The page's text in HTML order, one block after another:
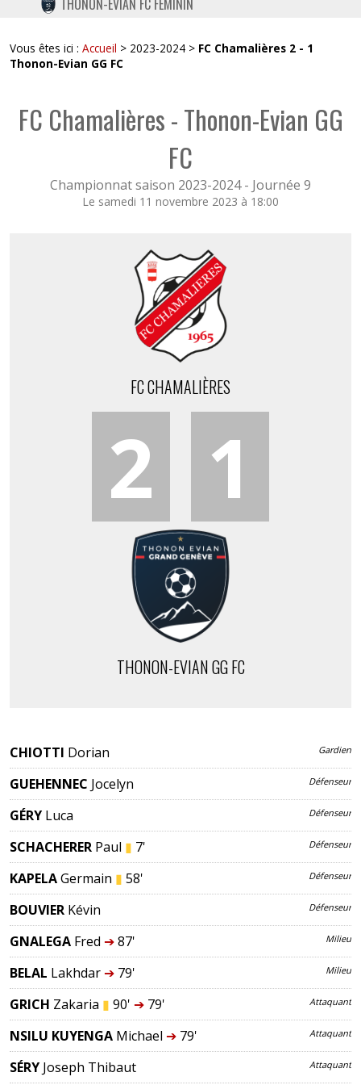
TWITTER
INSTAGRAM
THONON-EVIAN FC FÉMININ
Vous êtes ici : Accueil > 2023-2024 > FC Chamalières 2 - 1
Thonon-Evian GG FC
FC Chamalières - Thonon-Evian GG
FC
Championnat saison 2023-2024 - Journée 9
Le samedi 11 novembre 2023 à 18:00
FC CHAMALIÈRES
2 1
THONON-EVIAN GG FC
CHIOTTI Dorian Gardien
GUEHENNEC Jocelyn Défenseur
GÉRY Luca Défenseur
SCHACHERER Paul ▮ 7' Défenseur
KAPELAGermain ▮ 58' Défenseur
BOUVIER Kévin Défenseur
GNALEGA Fred ➔87' Milieu
BELAL Lakhdar ➔79' Milieu
GRICH Zakaria ▮ 90' ➔79' Attaquant
NSILU KUYENGA Michael ➔79' Attaquant
SÉRY Joseph Thibaut Attaquant